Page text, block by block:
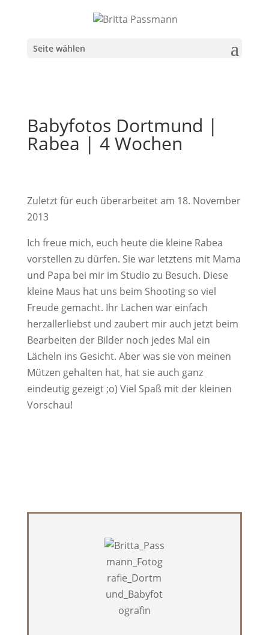
Seite wählen
Babyfotos Dortmund |
Rabea | 4 Wochen
Zuletzt für euch überarbeitet am 18. November
2013
Ich freue mich, euch heute die kleine Rabea
vorstellen zu dürfen. Sie war letztens mit Mama
und Papa bei mir im Studio zu Besuch. Diese
kleine Maus hat uns beim Shooting so viel
Freude gemacht. Ihr Lachen war einfach
herzallerliebst und zaubert mir auch jetzt beim
Bearbeiten der Bilder noch jedes Mal ein
Lächeln ins Gesicht. Aber was sie von meinen
Mützen gehalten hat, hat sie auch ganz
eindeutig gezeigt ;o) Viel Spaß mit der kleinen
Vorschau!